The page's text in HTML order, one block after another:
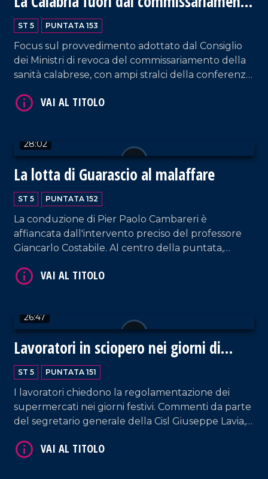
della Sanità
ST 5 PUNTATA 153
Focus sul provvedimento adottato dal Consiglio
dei Ministri di revoca del commissariamento della
sanità calabrese, con ampi stralci della conferenza
governatore Roberto Occhiuto. Intervento da
28:02
La lotta di Guarascio al malaffare
ST 5 PUNTATA 152
La conduzione di Pier Paolo Cambareri è
affiancata dall'intervento preciso del professore
Giancarlo Costabile. Al centro della puntata,
'Ndrangheta da parte del procuratore capo di
26:47
Lavoratori in sciopero nei giorni di
festa
ST 5 PUNTATA 151
I lavoratori chiedono la regolamentazione dei
supermercati nei giorni festivi. Commenti da parte
del segretario generale della Cisl Giuseppe Lavia,
sociologo Fulvio D'Ascola.
VAI AL TITOLO
VAI AL TITOLO
VAI AL TITOLO
VAI AL TITOLO